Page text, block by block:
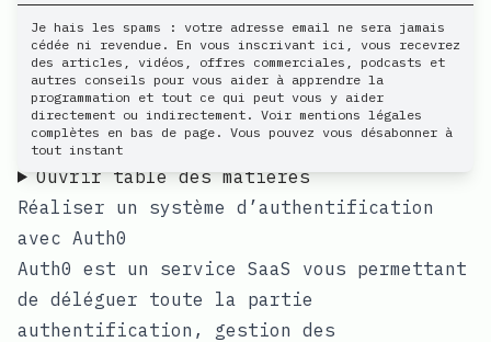
vous explique les 7 erreurs à éviter
pour bien débuter en programmation
cliquez ici pour télécharger le guide
gratuitement ! 🙂
Table des matières
Ouvrir table des matières
Réaliser un système d’authentification
avec Auth0
Auth0 est un service SaaS vous permettant
de déléguer toute la partie
authentification, gestion des
Je hais les spams : votre adresse email ne sera jamais
cédée ni revendue. En vous inscrivant ici, vous recevrez
des articles, vidéos, offres commerciales, podcasts et
autres conseils pour vous aider à apprendre la
programmation et tout ce qui peut vous y aider
directement ou indirectement. Voir mentions légales
complètes en bas de page. Vous pouvez vous désabonner à
tout instant